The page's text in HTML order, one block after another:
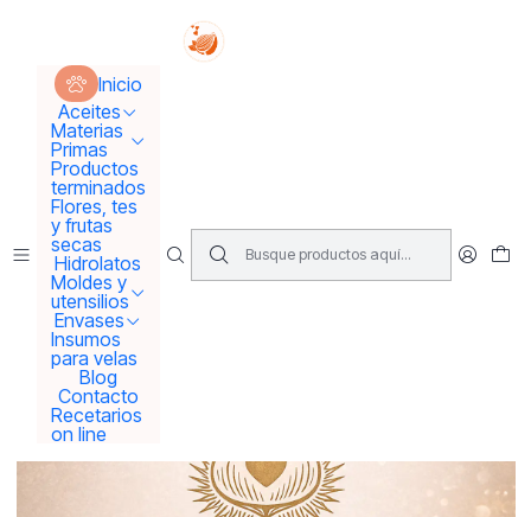
Inicio
Aceites
Materias
Primas
Productos
terminados
Flores, tes
y frutas
secas
Hidrolatos
Moldes y
utensilios
Envases
Insumos
para velas
Blog
Contacto
Recetarios
on line
Tus sueños se concretan aquí !!!
Recetarios on line